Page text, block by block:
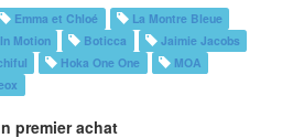
Emma et Chloé
La Montre Bleue
Motion Boticca
Jaimie Jacobs
Hoka One One
MOA
premier achat